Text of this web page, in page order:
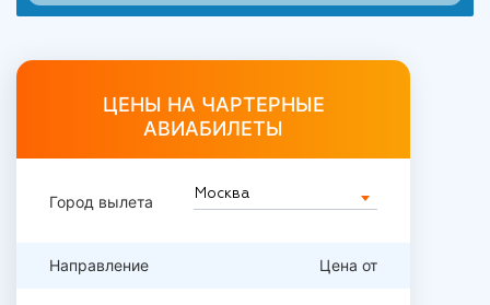
ЦЕНЫ НА ЧАРТЕРНЫЕ
АВИАБИЛЕТЫ
Город вылета
Направление Цена от